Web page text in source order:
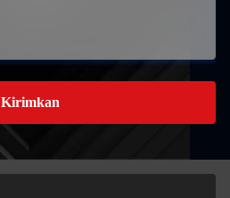
Kirimkan